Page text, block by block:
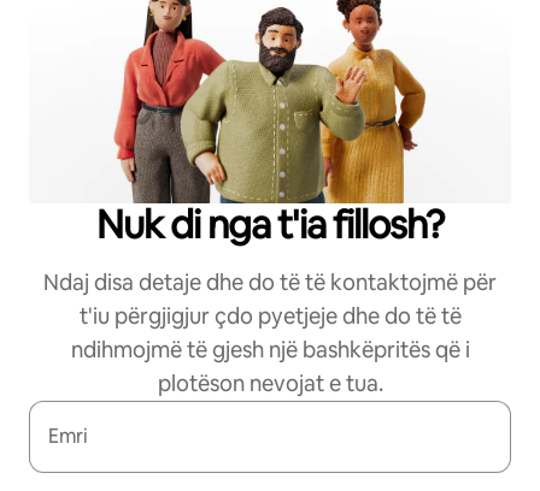
Nuk di nga t'ia fillosh?
Ndaj disa detaje dhe do të të kontaktojmë për
t'iu përgjigjur çdo pyetjeje dhe do të të
ndihmojmë të gjesh një bashkëpritës që i
plotëson nevojat e tua.
Emri